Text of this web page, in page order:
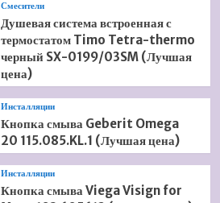
Смесители
Душевая система встроенная с
термостатом Timo Tetra-thermo
черный SX-0199/03SM (Лучшая
цена)
Инсталляции
Кнопка смыва Geberit Omega
20 115.085.KL.1 (Лучшая цена)
Инсталляции
Кнопка смыва Viega Visign for